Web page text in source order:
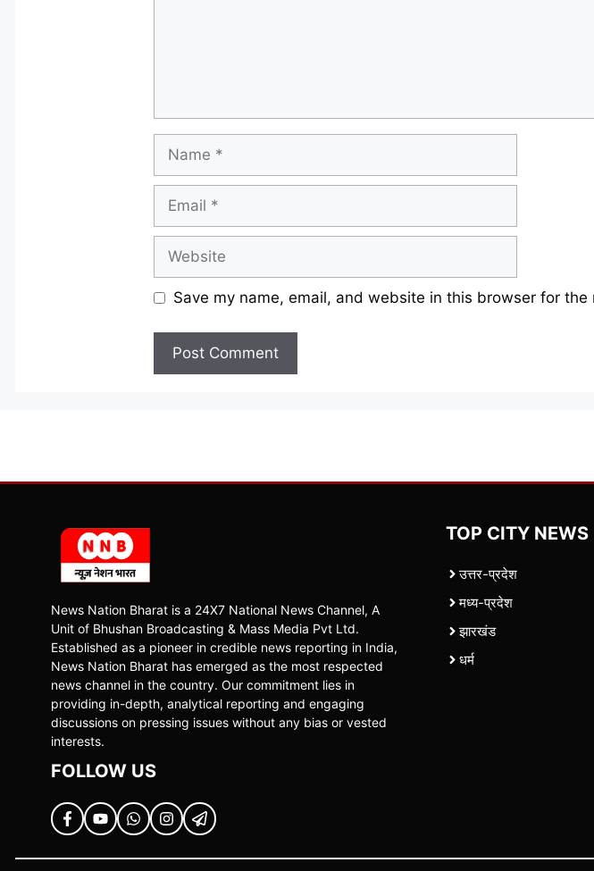
Name
Email
Website
Save my name, email, and website in this browser for the
News Nation Bharat is a 24X7 National News Channel, A
Unit of Bhushan Broadcasting & Mass Media Pvt Ltd.
Established as a pioneer in credible news reporting in India,
News Nation Bharat has emerged as the most respected
news channel in the country. Our commitment lies in
providing in-depth, analytical reporting and engaging
discussions on pressing issues without any bias or vested
interests.
FOLLOW US
TOP CITY NEWS
उत्तर-प्रदेश
मध्य-प्रदेश
झारखंड
धर्म